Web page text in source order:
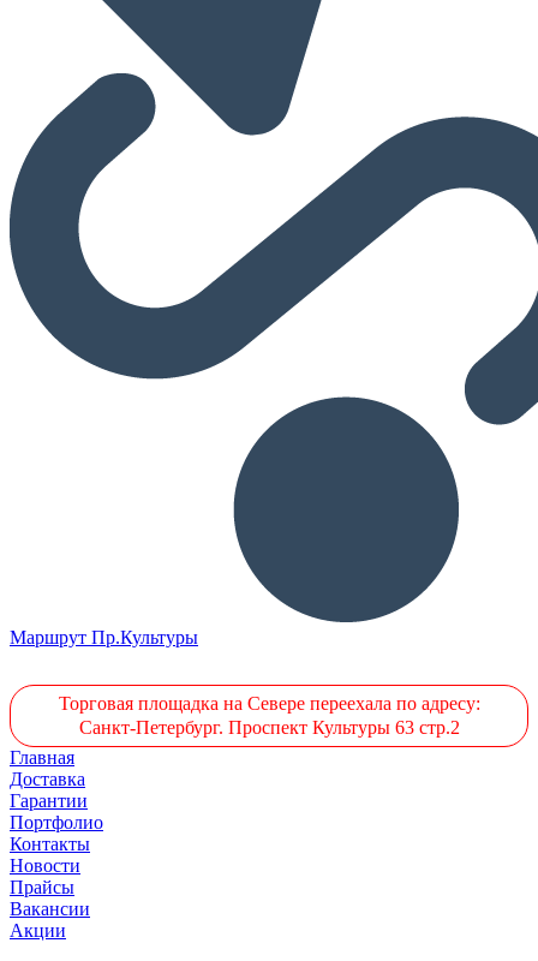
Маршрут Пр.Культуры
Торговая площадка на Севере переехала по адресу:
Санкт-Петербург. Проспект Культуры 63 стр.2
Главная
Доставка
Гарантии
Портфолио
Контакты
Новости
Прайсы
Вакансии
Акции